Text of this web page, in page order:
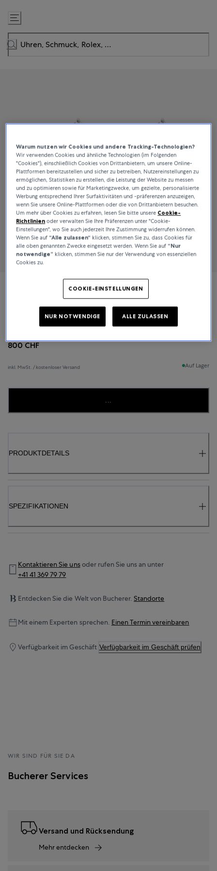
Zum
Inhalt
springen
Bucherer Fine Jewellery
800 CHF
inkl. MwSt. / kostenloser Versand Auf Lager
...
PRODUKTDETAILS
SPEZIFIKATIONEN
Kontaktieren Sie unsoder rufen Sie uns an unter
+41 41 369 79 79
Entdecken Sie die Welt von Bucherer. Standorte
Mit einem Experten sprechen. Einen Termin vereinbaren
Verfügbarkeit im Geschäft Verfügbarkeit im Geschäft prüfen
WIR SIND FÜR SIE DA
Bucherer Services
Versand und Rücksendung
Mehr entdecken
Warum nutzen wir Cookies und andere Tracking-Technologien?
Wir verwenden Cookies und ähnliche Technologien (im Folgenden
"Cookies"), einschließlich Cookies von Drittanbietern, um unsere Online-
Plattformen bereitzustellen und sicher zu betreiben, Nutzereinstellungen zu
ermöglichen, Statistiken zu erstellen, die Leistung der Website zu messen
und zu optimieren sowie für Marketingzwecke, um gezielte, personalisierte
Werbung entsprechend Ihrer Surfaktivitäten und -präferenzen anzuzeigen,
wenn Sie unsere Online-Plattformen oder die von Drittanbietern besuchen.
Um mehr über Cookies zu erfahren, lesen Sie bitte unsere Cookie-
Richtlinien oder verwalten Sie Ihre Präferenzen unter "Cookie-
Einstellungen", wo Sie auch jederzeit Ihre Zustimmung widerrufen können.
Wenn Sie auf “Alle zulassen“ klicken, stimmen Sie zu, dass Cookies für
alle oben genannten Zwecke eingesetzt werden. Wenn Sie auf “Nur
notwendige” klicken, stimmen Sie nur der Verwendung von essenziellen
Cookies zu.
COOKIE-EINSTELLUNGEN
NUR NOTWENDIGE ALLE ZULASSEN